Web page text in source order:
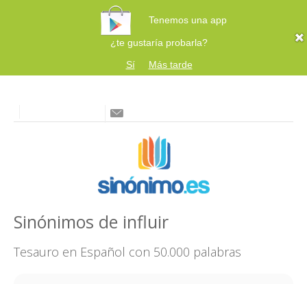
Tenemos una app
¿te gustaría probarla?
Sí
Más tarde
Sinónimos de influir
Tesauro en Español con 50.000 palabras